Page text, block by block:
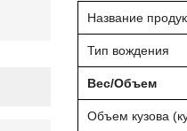
Название
Тип вождения
Вес/Объем
Объем кузова